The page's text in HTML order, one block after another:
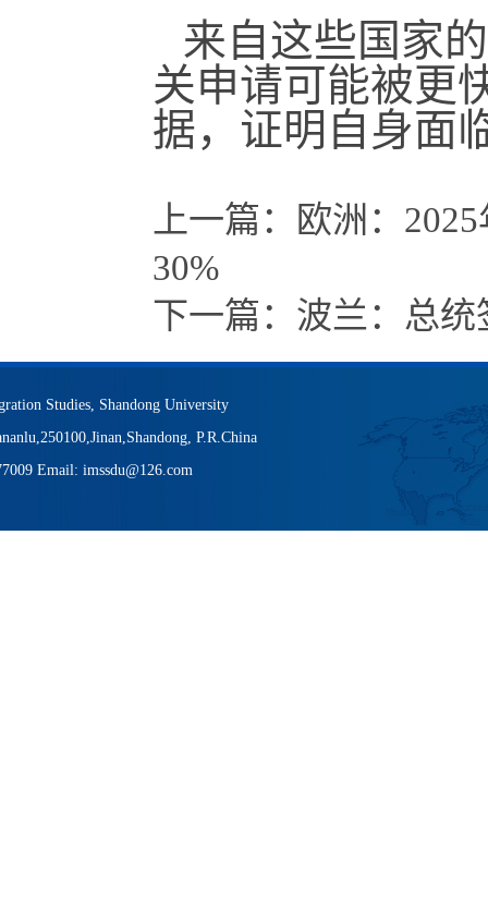
来自这些国家
关申请可能被更
据，证明自身面
上一篇：
欧洲：
30%
下一篇： 波兰：总
Studies, Shandong University
P.R.China
Email: imssdu@126.com